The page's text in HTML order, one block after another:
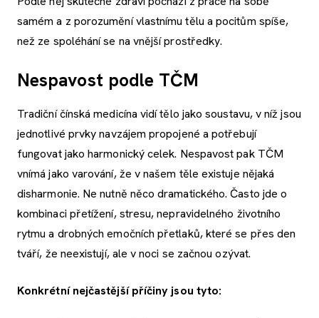
samém a z porozumění vlastnímu tělu a pocitům spíše,
než ze spoléhání se na vnější prostředky.
Nespavost podle TČM
Tradiční čínská medicína vidí tělo jako soustavu, v níž jsou
jednotlivé prvky navzájem propojené a potřebují
fungovat jako harmonický celek. Nespavost pak TČM
vnímá jako varování, že v našem těle existuje nějaká
disharmonie. Ne nutně něco dramatického. Často jde o
kombinaci přetížení, stresu, nepravidelného životního
rytmu a drobných emočních přetlaků, které se přes den
tváří, že neexistují, ale v noci se začnou ozývat.
Konkrétní nejčastější příčiny jsou tyto: